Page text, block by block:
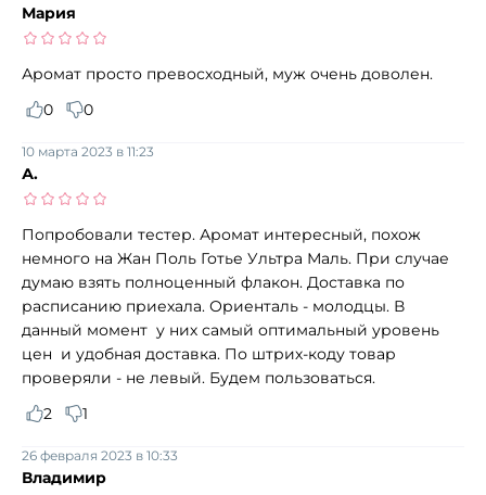
Мария
Аромат просто превосходный, муж очень доволен.
0
0
А.
10 марта 2023 в 11:23
Попробовали тестер. Аромат интересный, похож
немного на Жан Поль Готье Ультра Маль. При случае
думаю взять полноценный флакон. Доставка по
расписанию приехала. Ориенталь - молодцы. В
данный момент у них самый оптимальный уровень
цен и удобная доставка. По штрих-коду товар
проверяли - не левый. Будем пользоваться.
2
1
Владимир
26 февраля 2023 в 10:33